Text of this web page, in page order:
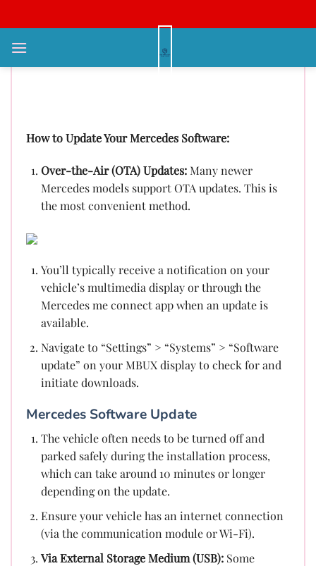
qua
nội
Mercedes Software Update:
How to Update Your Mercedes Software:
Over-the-Air (OTA) Updates:Many newer
Mercedes models support OTA updates. This is
the most convenient method.
You’ll typically receive a notification on your
vehicle’s multimedia display or through the
Mercedes me connect app when an update is
available.
Navigate to “Settings” > “Systems” > “Software
update” on your MBUX display to check for and
initiate downloads.
Mercedes Software Update
The vehicle often needs to be turned off and
parked safely during the installation process,
which can take around 10 minutes or longer
depending on the update.
Ensure your vehicle has an internet connection
(via the communication module or Wi-Fi).
Via External Storage Medium (USB):Some